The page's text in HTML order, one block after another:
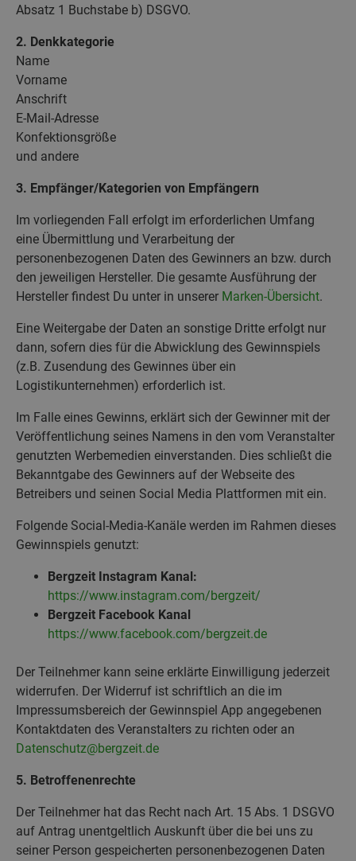
Absatz 1 Buchstabe b) DSGVO.
2. Denkkategorie
Name
Vorname
Anschrift
E-Mail-Adresse
Konfektionsgröße
und andere
3. Empfänger/Kategorien von Empfängern
Im vorliegenden Fall erfolgt im erforderlichen Umfang
eine Übermittlung und Verarbeitung der
personenbezogenen Daten des Gewinners an bzw. durch
den jeweiligen Hersteller. Die gesamte Ausführung der
Hersteller findest Du unter in unserer Marken-Übersicht.
Eine Weitergabe der Daten an sonstige Dritte erfolgt nur
dann, sofern dies für die Abwicklung des Gewinnspiels
(z.B. Zusendung des Gewinnes über ein
Logistikunternehmen) erforderlich ist.
Im Falle eines Gewinns, erklärt sich der Gewinner mit der
Veröffentlichung seines Namens in den vom Veranstalter
genutzten Werbemedien einverstanden. Dies schließt die
Bekanntgabe des Gewinners auf der Webseite des
Betreibers und seinen Social Media Plattformen mit ein.
Folgende Social-Media-Kanäle werden im Rahmen dieses
Gewinnspiels genutzt:
Bergzeit Instagram Kanal:
https://www.instagram.com/bergzeit/
Bergzeit Facebook Kanal
https://www.facebook.com/bergzeit.de
Der Teilnehmer kann seine erklärte Einwilligung jederzeit
widerrufen. Der Widerruf ist schriftlich an die im
Impressumsbereich der Gewinnspiel App angegebenen
Kontaktdaten des Veranstalters zu richten oder an
Datenschutz@bergzeit.de
5. Betroffenenrechte
Der Teilnehmer hat das Recht nach Art. 15 Abs. 1 DSGVO
auf Antrag unentgeltlich Auskunft über die bei uns zu
seiner Person gespeicherten personenbezogenen Daten